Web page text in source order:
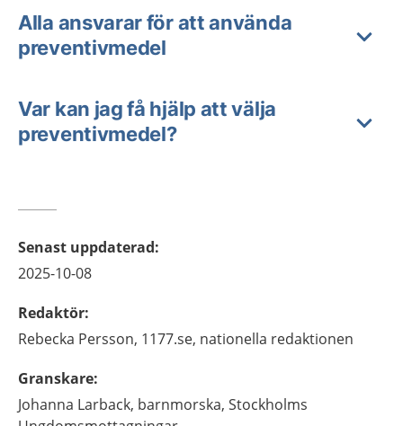
Alla ansvarar för att använda
preventivmedel
Var kan jag få hjälp att välja
preventivmedel?
Senast uppdaterad:
2025-10-08
Redaktör:
Rebecka Persson, 1177.se, nationella redaktionen
Granskare:
Johanna Larback, barnmorska, Stockholms